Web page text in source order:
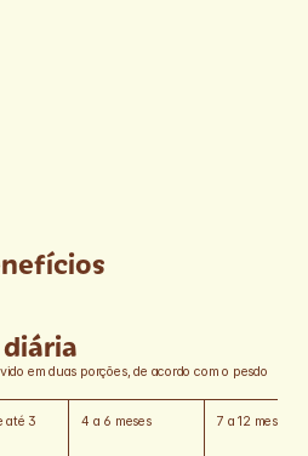
e Díabrotica firgifera.
em duas porções, de acordo com o pesdo
até 3
4 a 6 meses 7 a 12 meses